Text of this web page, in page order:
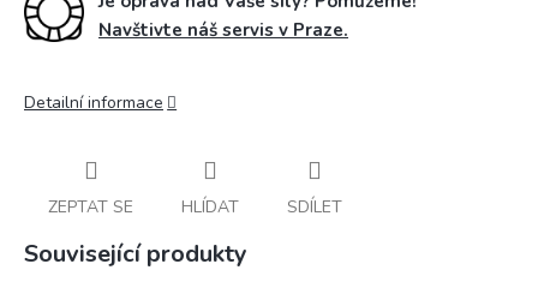
Navštivte náš servis v Praze.
Detailní informace
ZEPTAT SE HLÍDAT SDÍLET
Související produkty